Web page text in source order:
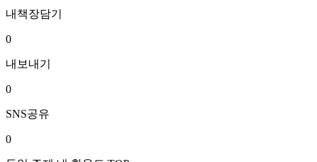
내책장담기
0
내보내기
0
SNS공유
0